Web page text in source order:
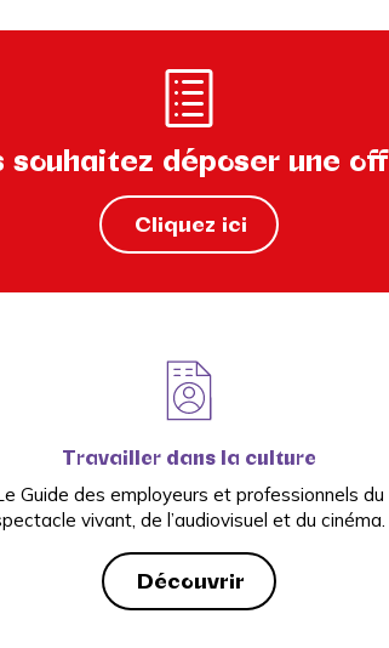
souhaitez déposer une
Cliquez ici
Travailler dans la culture
Guide des employeurs et professionnels du
vivant, de l’audiovisuel et du cinéma.
Découvrir